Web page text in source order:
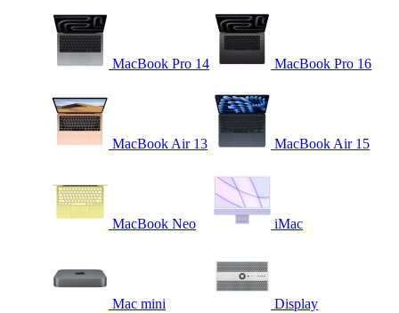
MacBook Pro 14 MacBook Pro 16
MacBook Air 13 MacBook Air 15
MacBook Neo iMac
Mac mini Display